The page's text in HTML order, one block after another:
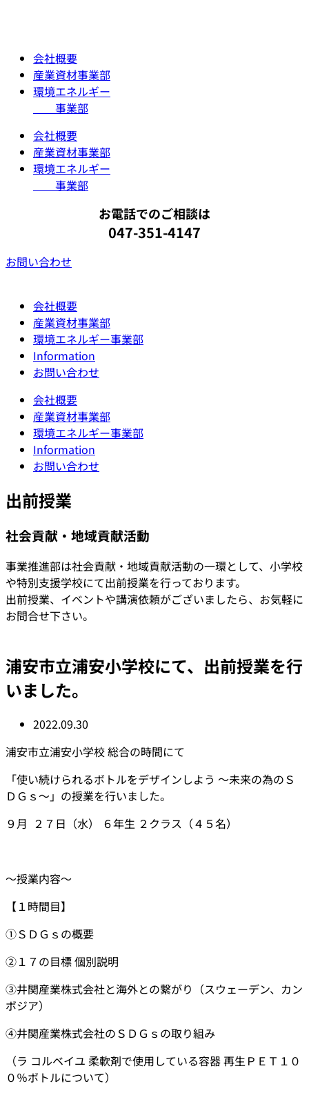
会社概要
産業資材事業部
環境エネルギー
事業部
会社概要
産業資材事業部
環境エネルギー
事業部
お電話でのご相談は
047-351-4147
お問い合わせ
会社概要
産業資材事業部
環境エネルギー事業部
Information
お問い合わせ
会社概要
産業資材事業部
環境エネルギー事業部
Information
お問い合わせ
出前授業
社会貢献・地域貢献活動
事業推進部は社会貢献・地域貢献活動の一環として、小学校
や特別支援学校にて出前授業を行っております。
出前授業、イベントや講演依頼がございましたら、お気軽に
お問合せ下さい。
浦安市立浦安小学校にて、出前授業を行
いました。
2022.09.30
浦安市立浦安小学校 総合の時間にて
「使い続けられるボトルをデザインしよう ～未来の為のＳ
ＤＧｓ～」の授業を行いました。
９月 ２７日（水） ６年生 ２クラス（４５名）
～授業内容～
【１時間目】
①ＳＤＧｓの概要
②１７の目標 個別説明
③井関産業株式会社と海外との繋がり（スウェーデン、カン
ボジア）
④井関産業株式会社のＳＤＧｓの取り組み
（ラ コルベイユ 柔軟剤で使用している容器 再生ＰＥＴ１０
０％ボトルについて）